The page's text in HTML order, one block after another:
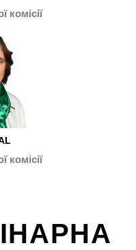
комісії
комісії